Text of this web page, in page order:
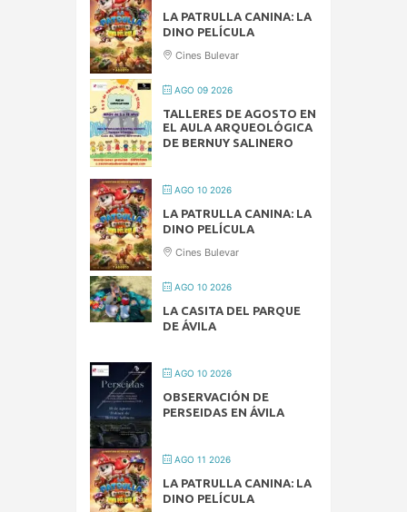
LA PATRULLA CANINA: LA
DINO PELÍCULA
Cines Bulevar
AGO 09 2026
TALLERES DE AGOSTO EN
EL AULA ARQUEOLÓGICA
DE BERNUY SALINERO
AGO 10 2026
LA PATRULLA CANINA: LA
DINO PELÍCULA
Cines Bulevar
AGO 10 2026
LA CASITA DEL PARQUE
DE ÁVILA
AGO 10 2026
OBSERVACIÓN DE
PERSEIDAS EN ÁVILA
AGO 11 2026
LA PATRULLA CANINA: LA
DINO PELÍCULA